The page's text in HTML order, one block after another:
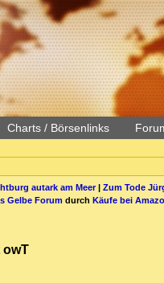
Charts / Börsenlinks
autark am Meer| Zum Tode
Gelbe Forum durch Käufe bei
owT